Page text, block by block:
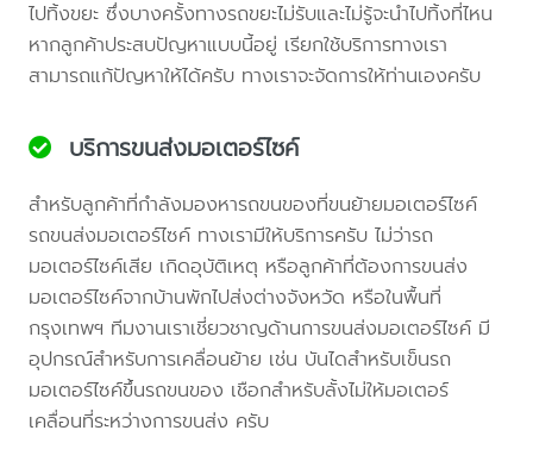
ไปทิ้งขยะ ซึ่งบางครั้งทางรถขยะไม่รับและไม่รู้จะนำไปทิ้งที่ไหน
หากลูกค้าประสบปัญหาแบบนี้อยู่ เรียกใช้บริการทางเรา
สามารถแก้ปัญหาให้ได้ครับ ทางเราจะจัดการให้ท่านเองครับ
บริการขนส่งมอเตอร์ไซค์
สำหรับลูกค้าที่กำลังมองหารถขนของที่ขนย้ายมอเตอร์ไซค์
รถขนส่งมอเตอร์ไซค์ ทางเรามีให้บริการครับ ไม่ว่ารถ
มอเตอร์ไซค์เสีย เกิดอุบัติเหตุ หรือลูกค้าที่ต้องการขนส่ง
มอเตอร์ไซค์จากบ้านพักไปส่งต่างจังหวัด หรือในพื้นที่
กรุงเทพฯ ทีมงานเราเชี่ยวชาญด้านการขนส่งมอเตอร์ไซค์ มี
อุปกรณ์สำหรับการเคลื่อนย้าย เช่น บันไดสำหรับเข็นรถ
มอเตอร์ไซค์ขึ้นรถขนของ เชือกสำหรับลั้งไม่ให้มอเตอร์
เคลื่อนที่ระหว่างการขนส่ง ครับ